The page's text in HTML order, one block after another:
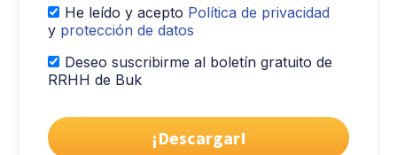
He leído y acepto Política de privacidad
y protección de datos
Deseo suscribirme al boletín gratuito de
RRHH de Buk